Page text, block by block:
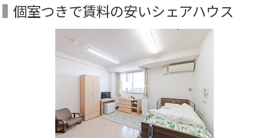
個室つきで賃料の安いシェアハウス